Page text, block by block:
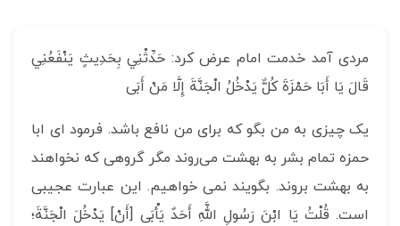
مردی آمد خدمت امام عرض کرد: حَدِّثْنِي بِحَدِيثٍ يَنْفَعُنِي
قَالَ يَا أَبَا حَمْزَةَ كُلٌّ يَدْخُلُ الْجَنَّةَ إِلَّا مَنْ أَبَى
یک چیزی به من بگو که برای من نافع باشد. فرمود ای ابا
حمزه تمام بشر به بهشت می‌روند مگر گروهی که نخواهند
به بهشت بروند. بگویند نمی خواهیم. این عبارت عجیبی
است. قُلْتُ يَا ابْنَ رَسُولِ اللَّهِ أَحَدٌ يَأْبَى‏ [أَنْ‏] يَدْخُلَ الْجَنَّةَ؛